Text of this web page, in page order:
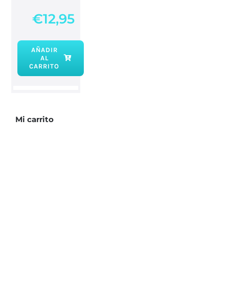
€12,95
Velón
Herbóreo
AÑADIR
AL
CARRITO
Mi carrito